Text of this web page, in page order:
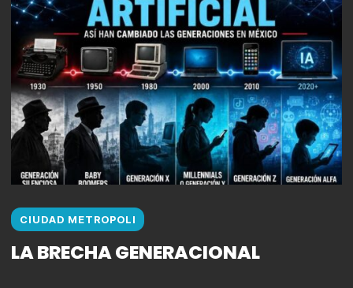
CIUDAD METROPOLI
LA BRECHA GENERACIONAL